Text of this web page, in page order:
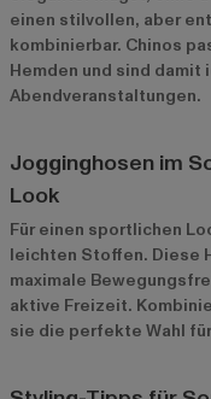
einen stilvollen, aber
kombinierbar. Chinos
Hemden und sind damit
Abendveranstaltungen.
Jogginghosen im
Look
Für einen sportlichen
leichten Stoffen. Diese
maximale
aktive Freizeit.
sie die perfekte Wahl